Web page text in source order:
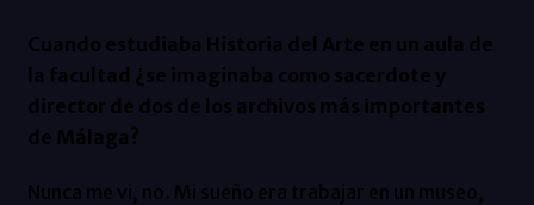
Cuando estudiaba Historia del Arte en un aula de
la facultad ¿se imaginaba como sacerdote y
director de dos de los archivos más importantes
de Málaga?
Nunca me vi, no. Mi sueño era trabajar en un museo,